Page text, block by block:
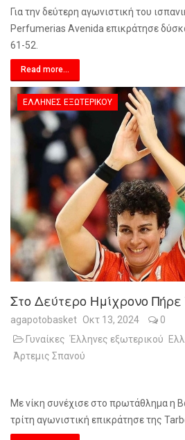
Για την δεύτερη αγωνιστική του
Perfumerias Avenida επικράτησε
61-52.
Read more...
ΈΛΛΗΝΕΣ ΕΞΩΤΕΡΙΚΟΎ
Στο Δεύτερο Ημίχρονο Πήρε
agapotobasket Οκτ 13, 2024
0
Γυναίκες Έλληνες εξωτερικού
Άρτεμις Σπανού
Με νίκη συνέχισε στο πρωτάθλημα η
τρίτη αγωνιστική επικράτησε της